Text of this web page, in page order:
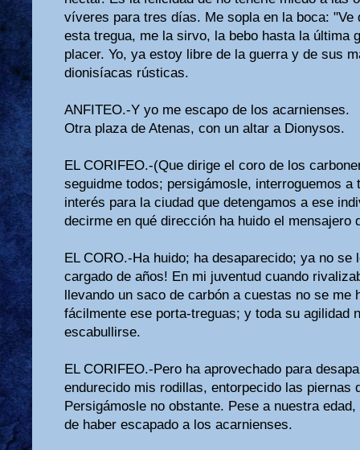
víveres para tres días. Me sopla en la boca: "Ve
esta tregua, me la sirvo, la bebo hasta la última
placer. Yo, ya estoy libre de la guerra y de sus
dionisíacas rústicas.
ANFITEO.-Y yo me escapo de los acarnienses.
Otra plaza de Atenas, con un altar a Dionysos.
EL CORIFEO.-(Que dirige el coro de los
seguidme todos; persigámosle, interroguemos a
interés para la ciudad que detengamos a ese
decirme en qué dirección ha huido el mensajero
EL CORO.-Ha huido; ha desaparecido; ya no se
cargado de años! En mi juventud cuando
llevando un saco de carbón a cuestas no se me
fácilmente ese porta-treguas; y toda su agilidad
escabullirse.
EL CORIFEO.-Pero ha aprovechado para
endurecido mis rodillas, entorpecido las piernas
Persigámosle no obstante. Pese a nuestra
de haber escapado a los acarnienses.